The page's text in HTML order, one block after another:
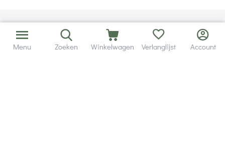
Menu Zoeken Winkelwagen Verlanglijst Account